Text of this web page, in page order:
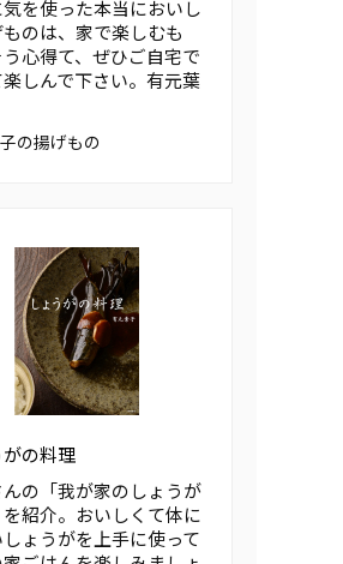
を使った本当においし
のは、家で楽しむも
心得て、ぜひご自宅で
しんで下さい。――有元葉
の揚げもの
がの料理
の「我が家のしょうが
紹介。おいしくて体に
ょうがを上手に使って